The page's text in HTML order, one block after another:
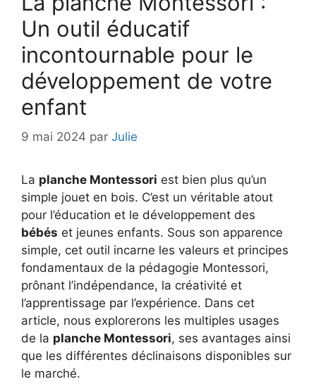
Un outil éducatif
incontournable pour le
développement de votre
enfant
9 mai 2024 par Julie
La planche Montessori est bien plus qu’un
simple jouet en bois. C’est un véritable atout
pour l’éducation et le développement des
bébés et jeunes enfants. Sous son apparence
simple, cet outil incarne les valeurs et principes
fondamentaux de la pédagogie Montessori,
prônant l’indépendance, la créativité et
l’apprentissage par l’expérience. Dans cet
article, nous explorerons les multiples usages
de la planche Montessori, ses avantages ainsi
que les différentes déclinaisons disponibles sur
le marché.